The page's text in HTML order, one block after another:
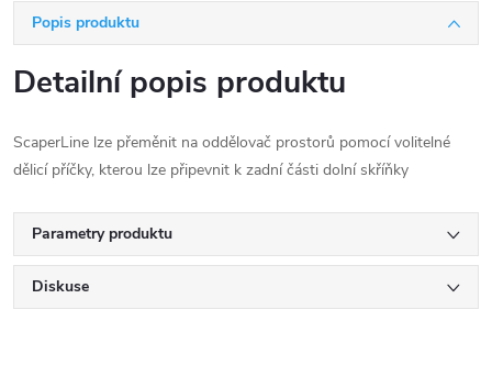
Popis produktu
Detailní popis produktu
ScaperLine lze přeměnit na oddělovač prostorů pomocí volitelné
dělicí příčky, kterou lze připevnit k zadní části dolní skříňky
Parametry produktu
Diskuse